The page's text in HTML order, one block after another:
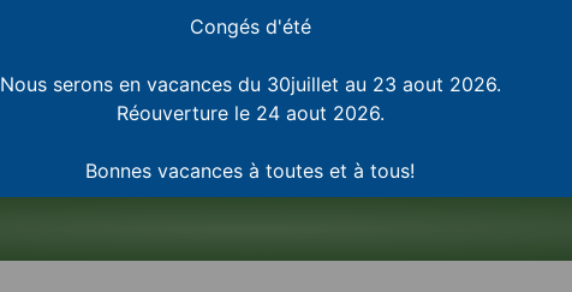
Congés d'été
Nous serons en vacances du 30juillet au 23 aout 2026.
Réouverture le 24 aout 2026.
Bonnes vacances à toutes et à tous!